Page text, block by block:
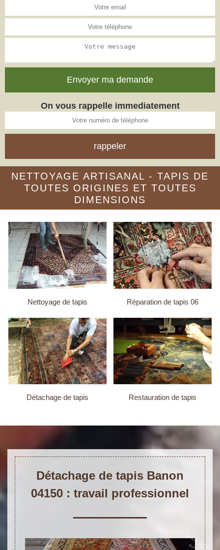
On vous rappelle immediatement
NETTOYAGE ARTISANAL - TAPIS DE
TOUTES ORIGINES ET TOUTES
DIMENSIONS
Nettoyage de tapis Réparation de tapis 06
Détachage de tapis Restauration de tapis
Détachage de tapis Banon
04150 : travail professionnel